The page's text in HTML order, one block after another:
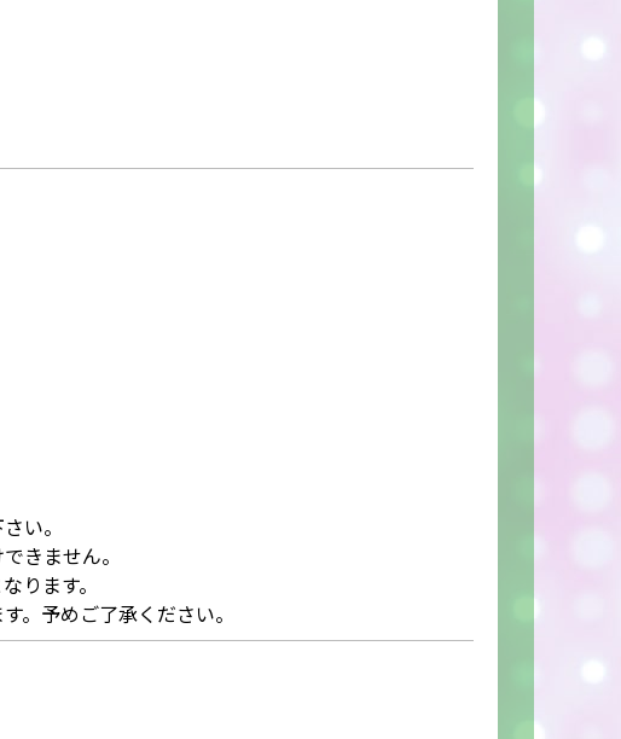
い。
きません。
ります。
。予めご了承ください。